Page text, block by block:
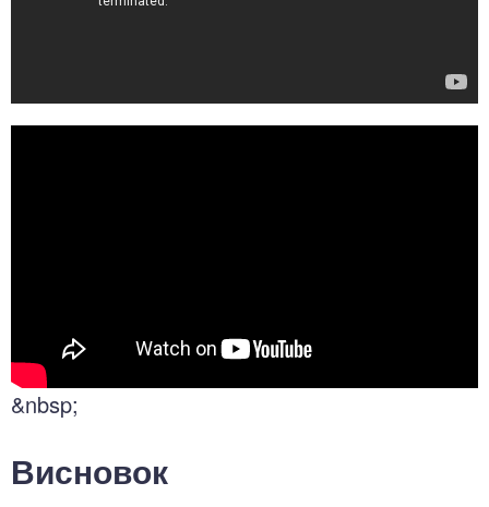
&nbsp;
Висновок